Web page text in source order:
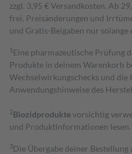
zzgl. 3,95 € Versandkosten. Ab
frei. Preisänderungen und
und Gratis-Beigaben nur
1 Eine pharmazeutische Prüfung
Produkte in deinem Warenkorb
Wechselwirkungschecks und die
Anwendungshinweise des
2Biozidproduktevorsichtig
und Produktinformationen lesen.
3Die Übergabe deiner